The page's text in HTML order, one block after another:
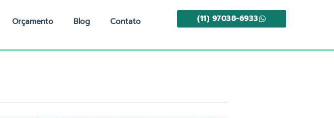
Orçamento Blog Contato (11) 97038-6933